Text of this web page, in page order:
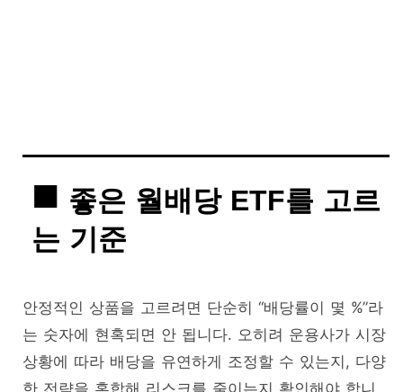
좋은 월배당 ETF를 고르
는 기준
안정적인 상품을 고르려면 단순히 “배당률이 몇 %”라
는 숫자에 현혹되면 안 됩니다. 오히려 운용사가 시장
상황에 따라 배당을 유연하게 조정할 수 있는지, 다양